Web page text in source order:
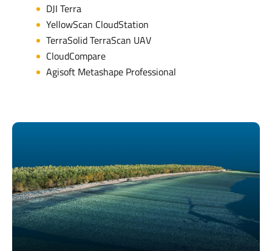
DJI Terra
YellowScan CloudStation
TerraSolid TerraScan UAV
CloudCompare
Agisoft Metashape Professional